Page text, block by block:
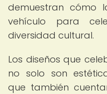
demuestran cómo
vehículo para
diversidad cultural.
Los diseños que
no solo son
que también